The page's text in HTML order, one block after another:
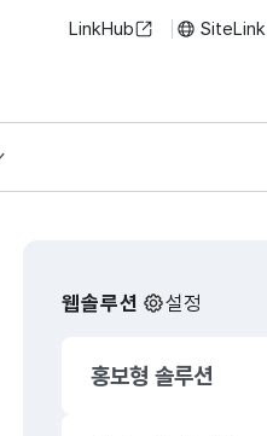
LinkHub SiteLink
웹솔루션 설정
홍보형 솔루션